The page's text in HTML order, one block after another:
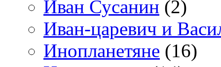
Иван Сусанин (2)
Иван-царевич и
Инопланетяне (16)